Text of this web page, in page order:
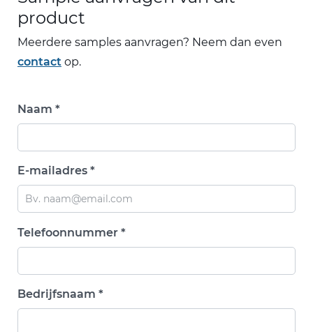
product
Meerdere samples aanvragen? Neem dan even
contact op.
Naam *
E-mailadres *
Telefoonnummer *
Bedrijfsnaam *